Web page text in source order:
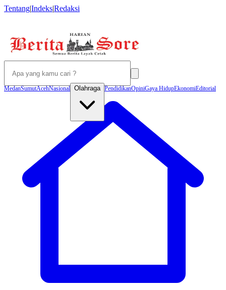
Tentang|Indeks|Redaksi
MedanSumutAcehNasional Olahraga PendidikanOpiniGaya HidupEkonomiEditorial